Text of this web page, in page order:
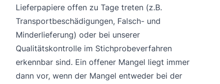
Lieferpapiere offen zu Tage treten (z.B.
Transportbeschädigungen, Falsch- und
Minderlieferung) oder bei unserer
Qualitätskontrolle im Stichprobeverfahren
erkennbar sind. Ein offener Mangel liegt immer
dann vor, wenn der Mangel entweder bei der